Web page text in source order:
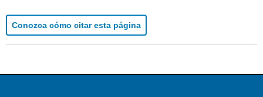
Conozca cómo citar esta página